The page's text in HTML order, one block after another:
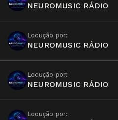
NEUROMUSIC RÁDIO
Locução por:
NEUROMUSIC RÁDIO
Locução por:
NEUROMUSIC RÁDIO
Locução por: